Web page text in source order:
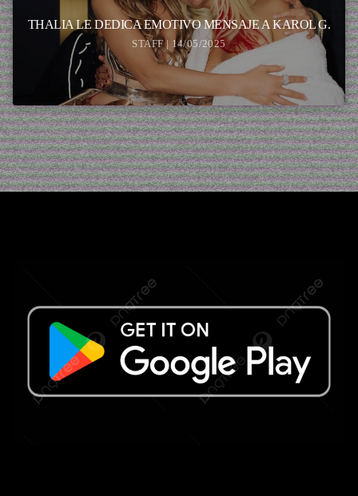
THALIA LE DEDICA EMOTIVO MENSAJE A KAROL G.
STAFF | 14/05/2025